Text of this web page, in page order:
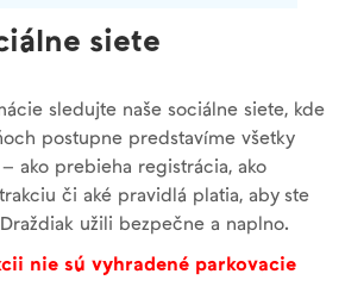
siete
sledujte naše sociálne siete, kde
postupne predstavíme všetky
ako prebieha registrácia, ako
či aké pravidlá platia, aby ste
užili bezpečne a naplno.
nie sú vyhradené parkovacie